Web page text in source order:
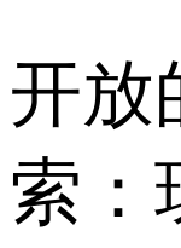
开放
索：